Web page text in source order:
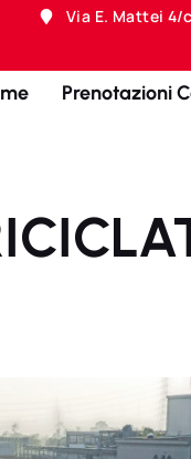
Via E. Mattei 4/
Prenotazioni